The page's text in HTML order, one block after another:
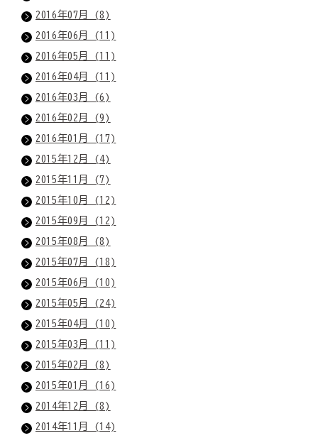
2016年07月 (8)
2016年06月 (11)
2016年05月 (11)
2016年04月 (11)
2016年03月 (6)
2016年02月 (9)
2016年01月 (17)
2015年12月 (4)
2015年11月 (7)
2015年10月 (12)
2015年09月 (12)
2015年08月 (8)
2015年07月 (18)
2015年06月 (10)
2015年05月 (24)
2015年04月 (10)
2015年03月 (11)
2015年02月 (8)
2015年01月 (16)
2014年12月 (8)
2014年11月 (14)